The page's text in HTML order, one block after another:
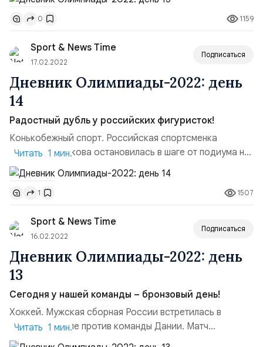
Фива.Биатлон. В женском масс-старте Кристина
Резцова стала лучшей из россиянок, показав пятый
результат. Ульяна Нигматуллина заняла 17 место, Ирина
Казакевич замкнула двадцатку. Золото у французской
биатлон...
0 1159
Sport & News Time
17.02.2022
Подписаться
Дневник Олимпиады-2022: день
14
Радостный дубль у российских фигуристок!
Конькобежный спорт. Российская спортсменка
Ангелина Голикова остановилась в шаге от подиума на
дистанции 1000 метров, проиграв американке
Британни Боу всего лишь 0,1 секунды. Золото у японки
Михо Такаги, серебро – у нидерландки Ютты
Лердам.Другие россиянки выступили следующим
образом: Дарья Качанова заняла 9 место, Ольга
Фаткулина остановилась на 13 стр...
Читать 1 мин.
1 1507
Sport & News Time
16.02.2022
Подписаться
Дневник Олимпиады-2022: день
13
Сегодня у нашей команды – бронзовый день!
Хоккей. Мужская сборная России встретилась в
четвертьфинале против команды Дании. Матч
получился непростым, но нам удалось обыграть
Читать 1 мин.